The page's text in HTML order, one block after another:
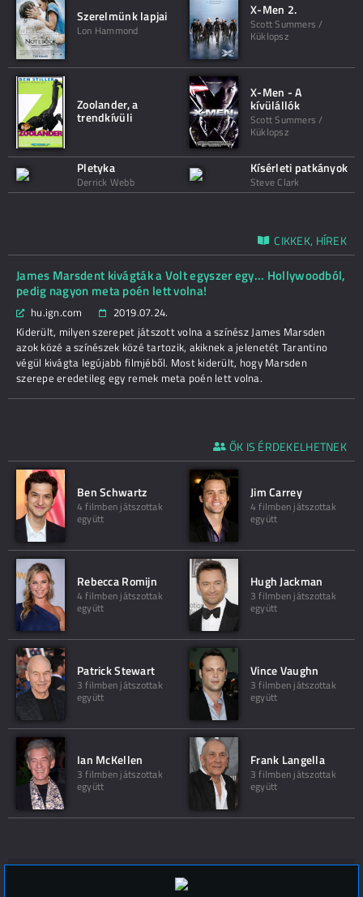
Szerelmünk lapjai
Lon Hammond
X-Men 2.
Scott Summers /
Küklopsz
Zoolander, a
trendkívüli
X-Men - A
kívülállók
Scott Summers /
Küklopsz
Pletyka
Derrick Webb
Kísérleti patkányok
Steve Clark
CIKKEK, HÍREK
James Marsdent kivágták a Volt egyszer egy... Hollywoodból,
pedig nagyon meta poén lett volna!
hu.ign.com
2019.07.24.
Kiderült, milyen szerepet játszott volna a színész James Marsden
azok közé a színészek közé tartozik, akiknek a jelenetét Tarantino
végül kivágta legújabb filmjéből. Most kiderült, hogy Marsden
szerepe eredetileg egy remek meta poén lett volna.
ŐK IS ÉRDEKELHETNEK
Ben Schwartz
4 filmben játszottak
együtt
Jim Carrey
4 filmben játszottak
együtt
Rebecca Romijn
4 filmben játszottak
együtt
Hugh Jackman
3 filmben játszottak
együtt
Patrick Stewart
3 filmben játszottak
együtt
Vince Vaughn
3 filmben játszottak
együtt
Ian McKellen
3 filmben játszottak
együtt
Frank Langella
3 filmben játszottak
együtt
Hozzászólások (